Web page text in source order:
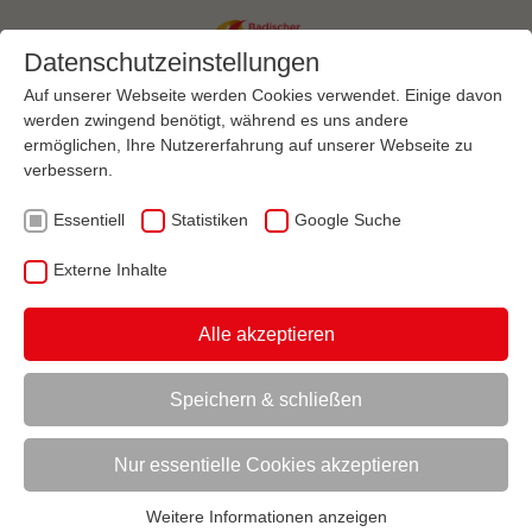
Menü
VEREINSMANAGEMENT
SPORTRÄUME & UMWELT
AKTUELL:
SICHERHEIT IM VEREIN - INSPEKTION VON SPORTANLAGEN DIN TS
DIN TS 79183: Neue Orientierung für
Datenschutzeinstellungen
Auf unserer Webseite werden Cookies verwendet. Einige davon
werden zwingend benötigt, während es uns andere
ermöglichen, Ihre Nutzererfahrung auf unserer Webseite zu
verbessern.
Essentiell Statistiken Google Suche
Externe Inhalte
Alle akzeptieren
Speichern & schließen
Nur essentielle Cookies akzeptieren
Weitere Informationen anzeigen